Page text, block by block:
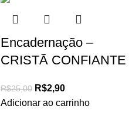
Encadernação –
CRISTÃ CONFIANTE
R$25,00 R$2,90
Adicionar ao carrinho